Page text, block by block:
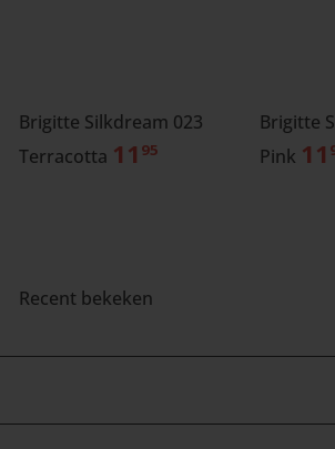
Brigitte Silkdream 023
Terracotta 11 95
Brigitte
Pink 11
Recent bekeken